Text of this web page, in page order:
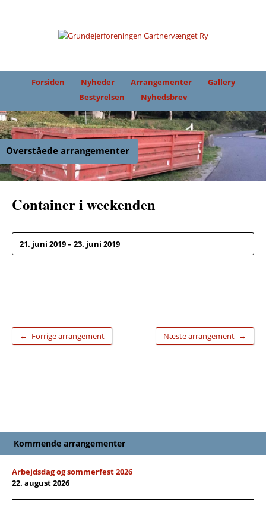
Forsiden Nyheder Arrangementer
Gallery
Bestyrelsen
Nyhedsbrev
Overståede arrangementer
Container i weekenden
21. juni 2019 – 23. juni 2019
← Forrige arrangement Næste arrangement →
Kommende arrangementer
Arbejdsdag og sommerfest 2026
22. august 2026